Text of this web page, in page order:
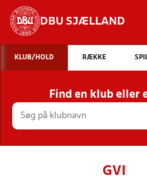
DBU SJÆLLAND
STILLINGER, RESULTATER,
HOLD
KLUB/HOLD RÆKKE
Find en klub eller
GVI